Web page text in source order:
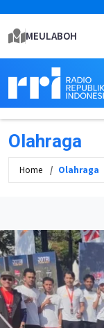
MEULABOH
Olahraga
Home Olahraga